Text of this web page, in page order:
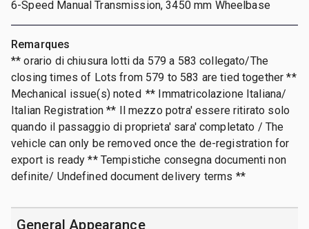
6-Speed Manual Transmission, 3450 mm Wheelbase
Remarques
** orario di chiusura lotti da 579 a 583 collegato/The
closing times of Lots from 579 to 583 are tied together **
Mechanical issue(s) noted ** Immatricolazione Italiana/
Italian Registration ** Il mezzo potra' essere ritirato solo
quando il passaggio di proprieta' sara' completato / The
vehicle can only be removed once the de-registration for
export is ready ** Tempistiche consegna documenti non
definite/ Undefined document delivery terms **
General Appearance